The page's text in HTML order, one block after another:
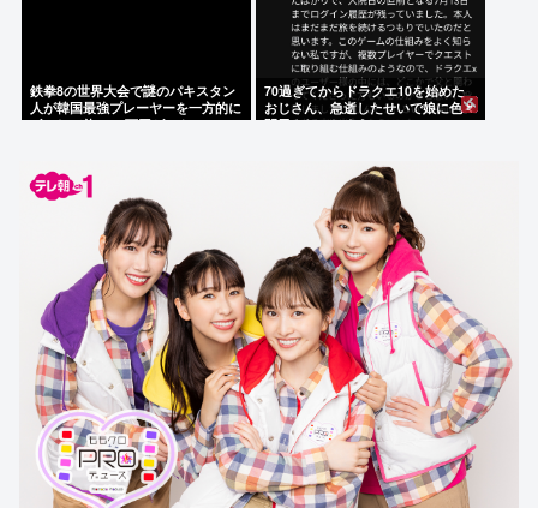
鉄拳8の世界大会で謎のパキスタン
人が韓国最強プレーヤーを一方的に
ボコして約5000万円ゲット
70過ぎてからドラクエ10を始めた
おじさん、急逝したせいで娘に色々
開示されてしまう